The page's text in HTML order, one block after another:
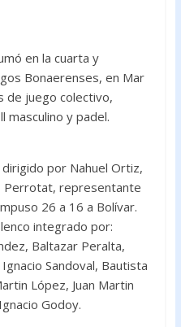
en la cuarta y
Bonaerenses, en Mar
de juego colectivo,
masculino y padel.
por Nahuel Ortiz,
Perrotat, representante
26 a 16 a Bolívar.
integrado por:
Baltazar Peralta,
Sandoval, Bautista
López, Juan Martin
Godoy.